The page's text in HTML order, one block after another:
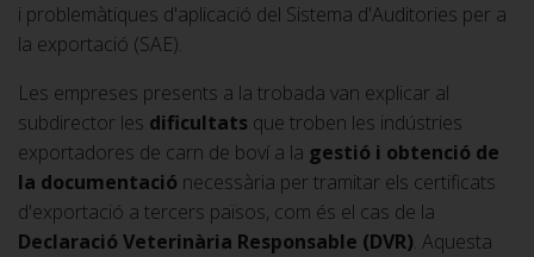
i problemàtiques d'aplicació del Sistema d'Auditories per a
la exportació (SAE).
Les empreses presents a la trobada van explicar al
subdirector les dificultats que troben les indústries
exportadores de carn de boví a la gestió i obtenció de
la documentació necessària per tramitar els certificats
d'exportació a tercers països, com és el cas de la
Declaració Veterinària Responsable (DVR). Aquesta